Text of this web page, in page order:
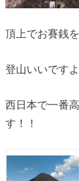
頂上でお賽銭
登山いいです
西日本で一番
す！！